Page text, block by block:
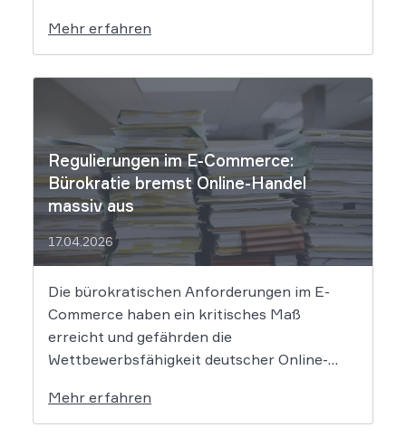
sogenannten Widerrufsbutton. Wir erklären,
was Shop-Betreiber jetzt umsetzen müssen,
um Abmahnungen zu vermeiden. Bisher
Widerrufsbelehrung über […]
Mehr erfahren
Regulierungen im E-Commerce:
Bürokratie bremst Online-Handel
massiv aus
17.04.2026
Die bürokratischen Anforderungen im E-
Commerce haben ein kritisches Maß
erreicht und gefährden die
Wettbewerbsfähigkeit deutscher Online-
Händlerbundes belegt, dass nahezu alle
befragten Unternehmen unter der
Mehr erfahren